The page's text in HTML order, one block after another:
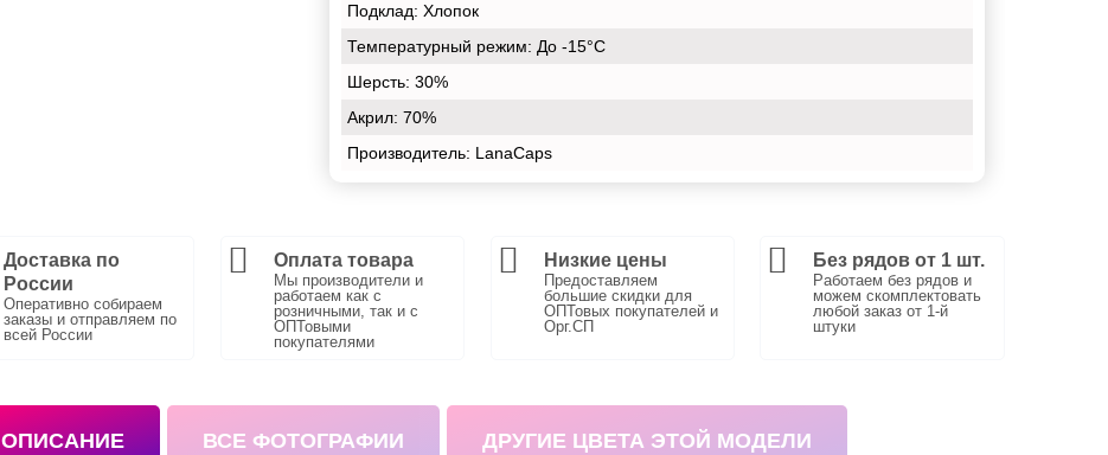
Подклад: Хлопок
Температурный режим: До -15°С
Шерсть: 30%
Акрил: 70%
Производитель: LanaCaps
Доставка по
России
Оперативно собираем
заказы и отправляем по
всей России
Оплата товара
Мы производители и
работаем как с
розничными, так и с
ОПТовыми
покупателями
Низкие цены
Предоставляем
большие скидки для
ОПТовых покупателей и
Орг.СП
Без рядов от 1 шт.
Работаем без рядов и
можем скомплектовать
любой заказ от 1-й
штуки
ОПИСАНИЕ ВСЕ ФОТОГРАФИИ ДРУГИЕ ЦВЕТА ЭТОЙ МОДЕЛИ